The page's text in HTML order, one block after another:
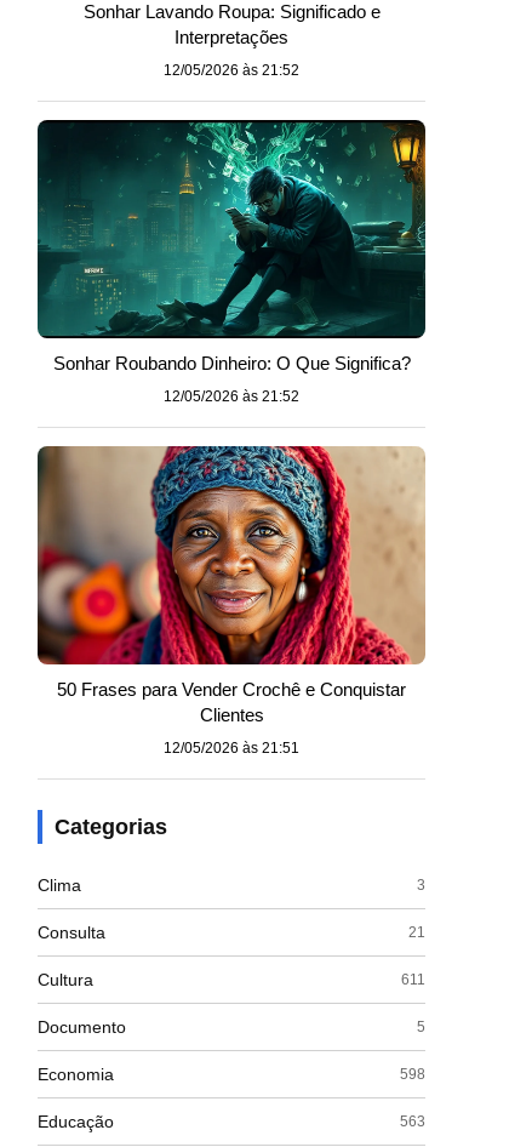
Sonhar Lavando Roupa: Significado e
Interpretações
12/05/2026 às 21:52
Sonhar Roubando Dinheiro: O Que Significa?
12/05/2026 às 21:52
50 Frases para Vender Crochê e Conquistar
Clientes
12/05/2026 às 21:51
Categorias
Clima 3
Consulta 21
Cultura 611
Documento 5
Economia 598
Educação 563